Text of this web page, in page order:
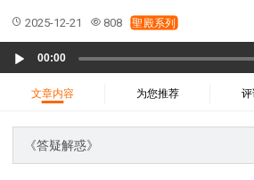
37 哈該書
38 撒迦利亞書
40 馬太福音
41 馬可福音
42 路加福音
49 以弗所書
52 帖撒羅尼迦前書
53 帖撒羅尼迦後書
2025-12-21 808 聖殿系列
Player
00:00
文章内容 为您推荐 评
《答疑解惑》